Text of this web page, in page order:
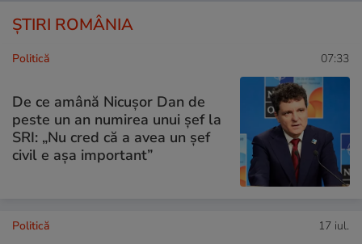
ȘTIRI ROMÂNIA
Politică 07:33
De ce amână Nicușor Dan de
peste un an numirea unui șef la
SRI: „Nu cred că a avea un şef
civil e așa important”
Politică 17 iul.